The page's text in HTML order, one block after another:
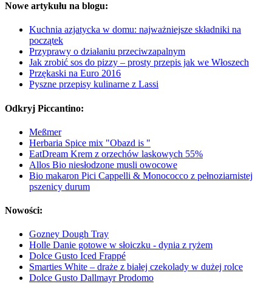
Nowe artykułu na blogu:
Kuchnia azjatycka w domu: najważniejsze składniki na
początek
Przyprawy o działaniu przeciwzapalnym
Jak zrobić sos do pizzy – prosty przepis jak we Włoszech
Przękaski na Euro 2016
Pyszne przepisy kulinarne z Lassi
Odkryj Piccantino:
Meßmer
Herbaria Spice mix "Obazd is "
EatDream Krem z orzechów laskowych 55%
Allos Bio niesłodzone musli owocowe
Bio makaron Pici Cappelli & Monococco z pełnoziarnistej
pszenicy durum
Nowości:
Gozney Dough Tray
Holle Danie gotowe w słoiczku - dynia z ryżem
Dolce Gusto Iced Frappé
Smarties White – draże z białej czekolady w dużej rolce
Dolce Gusto Dallmayr Prodomo